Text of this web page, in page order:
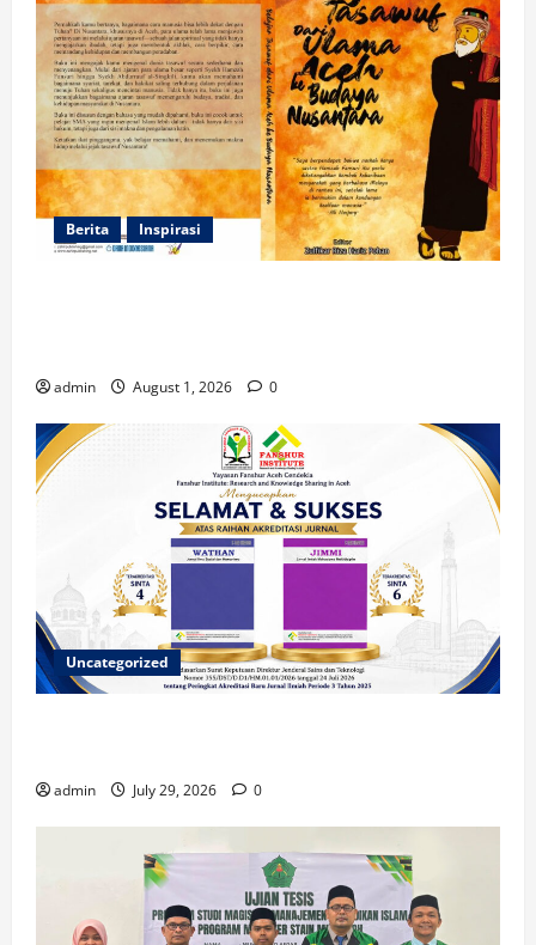
Berita Inspirasi
admin August 1, 2026 0
Uncategorized
admin July 29, 2026 0